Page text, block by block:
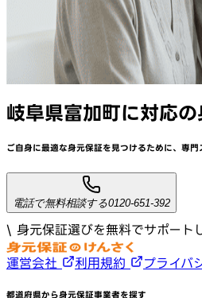
岐阜県富加町に対応の
ご自身に最適な身元保証を見つけるために、 専門
電話で無料相談する0120-651-392
\ 身元保証選びを無料でサポート
運営会社 利用規約 プライバ
都道府県から身元保証事業者を探す